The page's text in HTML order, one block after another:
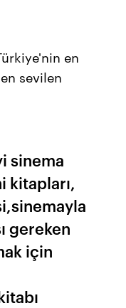
en
sevilen
sinema
kitapları,
gereken
için